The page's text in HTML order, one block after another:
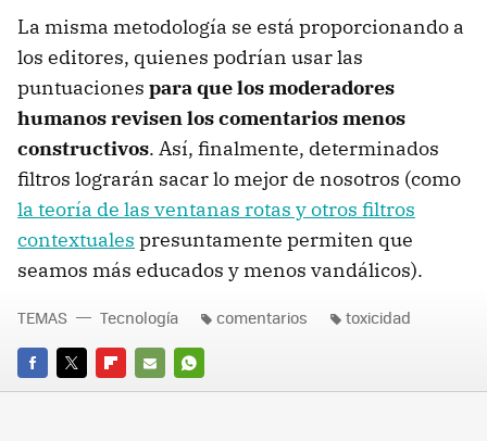
La misma metodología se está proporcionando a
los editores, quienes podrían usar las
puntuaciones para que los moderadores
humanos revisen los comentarios menos
constructivos. Así, finalmente, determinados
filtros lograrán sacar lo mejor de nosotros (como
la teoría de las ventanas rotas y otros filtros
contextuales presuntamente permiten que
seamos más educados y menos vandálicos).
FACEBOOK
TWITTERFLIPBOARD
E-
WHATSAPP
TEMAS Tecnología comentarios toxicidad